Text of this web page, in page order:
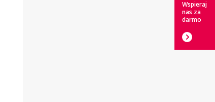
Wspieraj
nas za
darmo